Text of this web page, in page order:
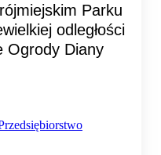
Parku
odległości
Ogrody Diany